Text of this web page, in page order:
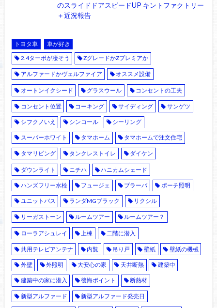
のスライドドアスピードUP キントファクトリー
＋近況報告
トヨタ車
車が好き
2.4ターボが凄そう
ZグレードかZプレミアか
アルファードかヴェルファイア オススメ設備
オートンイクシード グラスウール コンセントの工夫
コンセント位置 コーキング サイディング サンゲツ
シフクノいえ シンコール シーリング
スーパーホワイト タマホーム タマホームで注文住宅
タマリビング タンクレストイレ ダイケン
ダウンライト ニチハ ハニカムシェード
ハンズフリー水栓 フュージェ ブラーバ ポーチ照明
ユニットバス ランダMGブラック リクシル
リーガストーン ルームツアー ルームツアー？
ローラアシュレイ 上棟 二階に潜入
共用テレビアンテナ 内覧 吊り戸 壁紙 壁紙の機械
外壁 外照明 大安心の家 天井断熱 建築中
建築中の家に潜入 後悔ポイント 断熱材
新型アルファード 新型アルファード発売日